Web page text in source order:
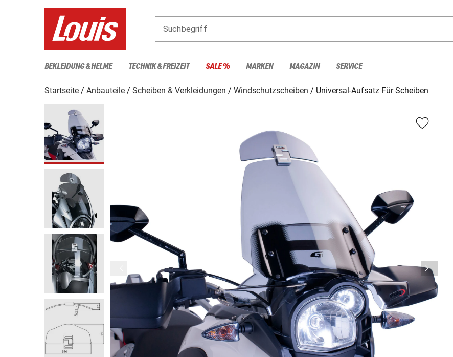
Suchbegriff
BEKLEIDUNG & HELME TECHNIK & FREIZEIT SALE % MARKEN MAGAZIN SERVICE
Startseite Anbauteile Scheiben & Verkleidungen Windschutzscheiben
Universal-Aufsatz Für Scheiben